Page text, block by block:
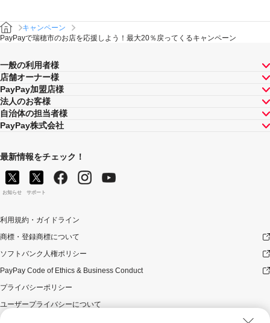
キャンペーン
PayPayで瑞穂市のお店を応援しよう！最大20％戻ってくるキャンペーン
一般の利用者様
店舗オーナー様
PayPay加盟店様
法人のお客様
自治体の担当者様
PayPay株式会社
最新情報をチェック！
お知らせ サポート
利用規約・ガイドライン
商標・登録商標について
ソフトバンク人権ポリシー
PayPay Code of Ethics & Business Conduct
プライバシーポリシー
ユーザープライバシーについて